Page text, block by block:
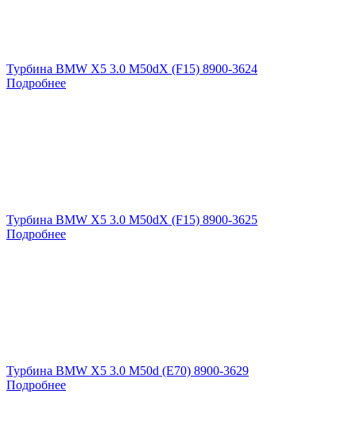
Турбина BMW X5 3.0 M50dX (F15) 8900-3624
Подробнее
Турбина BMW X5 3.0 M50dX (F15) 8900-3625
Подробнее
Турбина BMW X5 3.0 M50d (E70) 8900-3629
Подробнее